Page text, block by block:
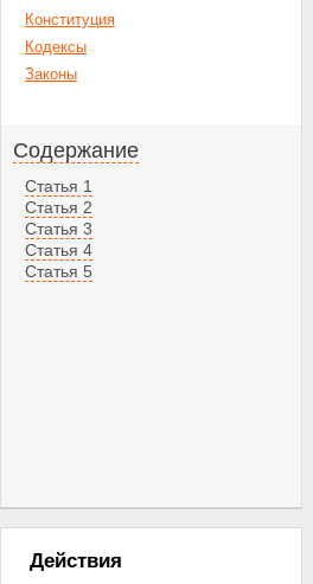
Конституция
Кодексы
Законы
Содержание
Статья 1
Статья 2
Статья 3
Статья 4
Статья 5
Действия